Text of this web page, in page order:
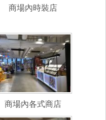
商場內時裝店
商場內各式商店